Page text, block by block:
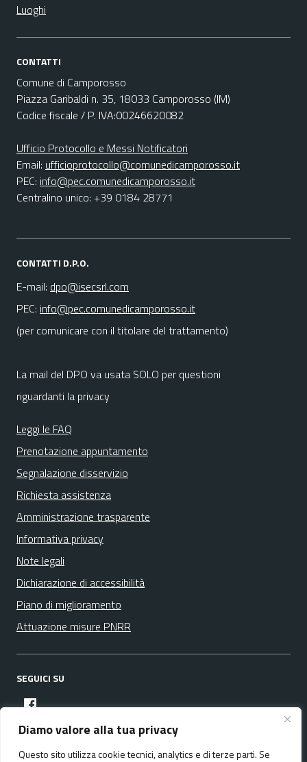
Diamo valore alla tua privacy
Questo sito utilizza cookie tecnici, analytics e di terze parti. Se
Luoghi
CONTATTI
Comune di Camporosso
Piazza Garibaldi n. 35, 18033 Camporosso (IM)
Codice fiscale / P. IVA:00246620082
Ufficio Protocollo e Messi Notificatori
Email: ufficioprotocollo@comunedicamporosso.it
PEC: info@pec.comunedicamporosso.it
Centralino unico: +39 0184 28771
CONTATTI D.P.O.
E-mail: dpo@isecsrl.com
PEC: info@pec.comunedicamporosso.it
(per comunicare con il titolare del trattamento)
La mail del DPO va usata SOLO per questioni
riguardanti la privacy
Leggi le FAQ
Prenotazione appuntamento
Segnalazione disservizio
Richiesta assistenza
Amministrazione trasparente
Informativa privacy
Note legali
Dichiarazione di accessibilità
Piano di miglioramento
Attuazione misure PNRR
SEGUICI SU
facebook